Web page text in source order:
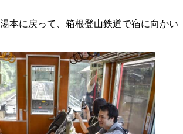
本に戻って、箱根登山鉄道で宿に向かい